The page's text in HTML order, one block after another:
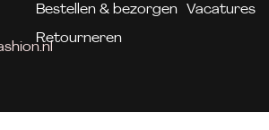
Bestellen & bezorgen
Retourneren
Vacatures